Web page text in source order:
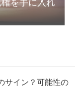
を手に入れ
サイン？可能性の